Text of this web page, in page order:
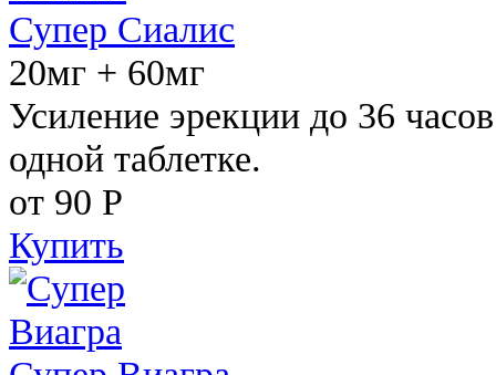
Супер Сиалис
20мг + 60мг
Усиление эрекции до 36
одной таблетке.
от 90 Р
Купить